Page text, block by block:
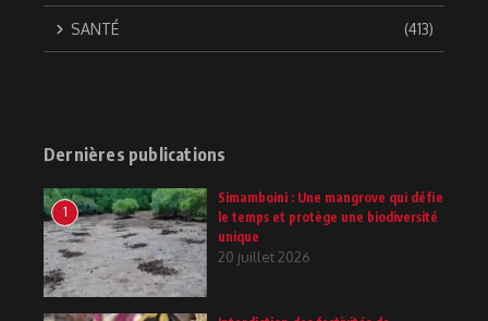
SANTÉ (413)
Dernières publications
1
Simamboini : Une mangrove qui défie
le temps et protège une biodiversité
unique
20 juillet 2026